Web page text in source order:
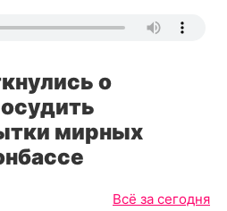
о
мирных
Всё за сегодня